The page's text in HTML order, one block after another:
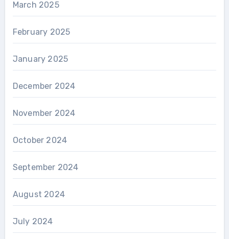
March 2025
February 2025
January 2025
December 2024
November 2024
October 2024
September 2024
August 2024
July 2024